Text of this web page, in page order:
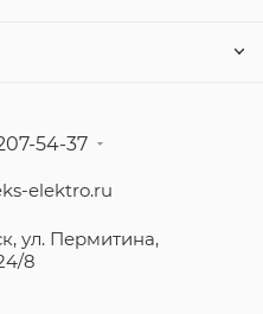
54-37
elektro.ru
ул. Пермитина,
8